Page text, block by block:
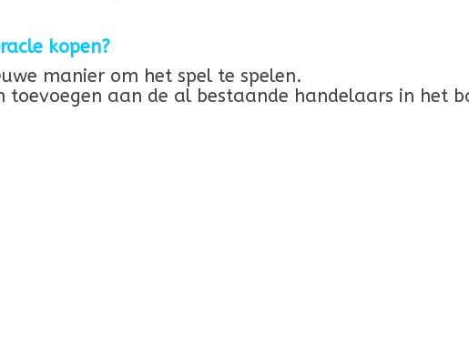
kopen?
manier om het spel te spelen.
toevoegen aan de al bestaande handelaars in het